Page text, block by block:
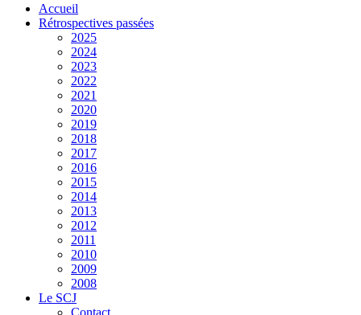
Accueil
Rétrospectives passées
2025
2024
2023
2022
2021
2020
2019
2018
2017
2016
2015
2014
2013
2012
2011
2010
2009
2008
Le SCJ
Contact